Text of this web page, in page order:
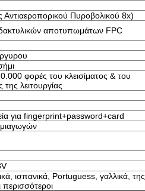
Αντιαεροπορικού Πυροβολικού 8x)
αποτυπωμάτων FPC
φορές του κλεισίματος & του
της λειτουργίας
για fingerprint+password+card
ισπανικά, Portuguess, γαλλικά, της
περισσότεροι